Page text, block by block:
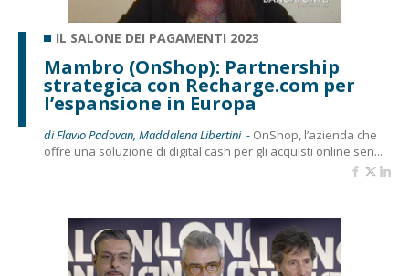
IL SALONE DEI PAGAMENTI 2023
Mambro (OnShop): Partnership
strategica con Recharge.com per
l’espansione in Europa
di Flavio Padovan, Maddalena Libertini - OnShop, l’azienda che
offre una soluzione di digital cash per gli acquisti online sen...